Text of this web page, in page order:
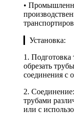
•
▎Установка:
1. Подготовка
обрезать
соединения с
2.
трубами
или с